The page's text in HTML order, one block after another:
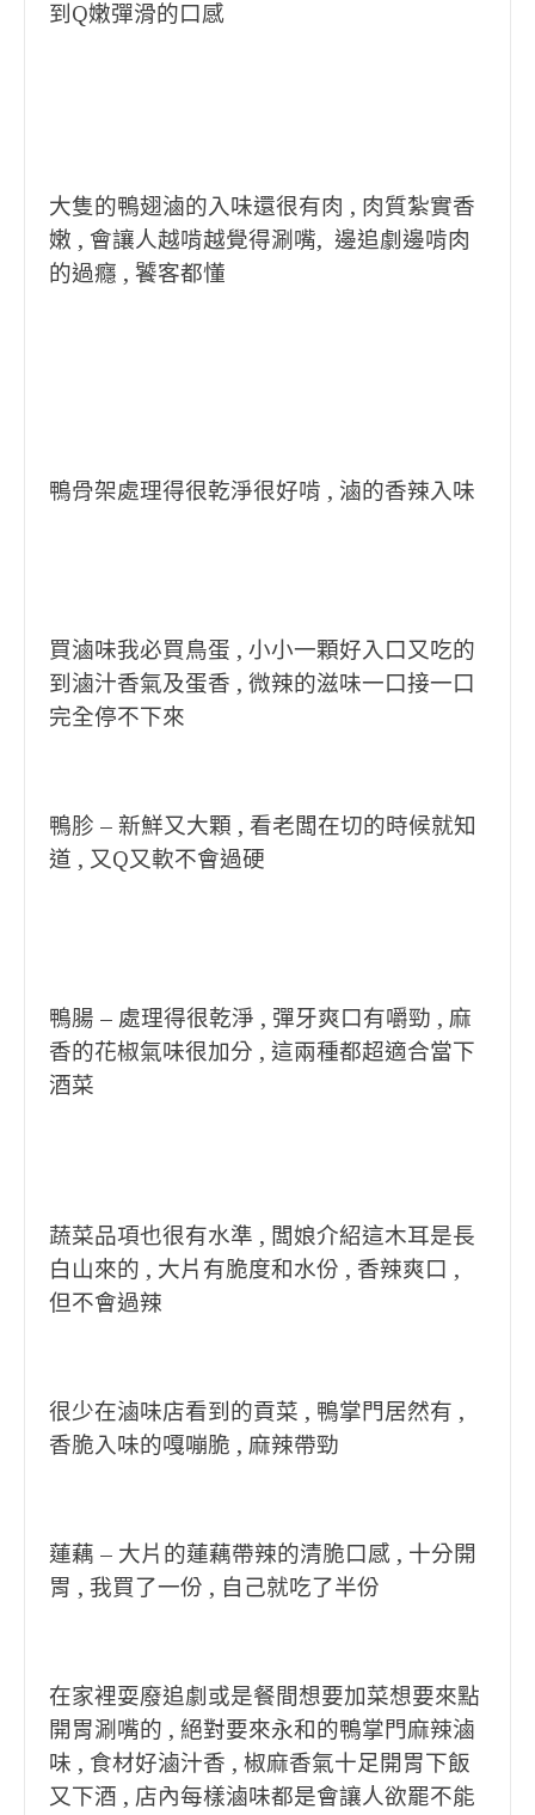
到Q嫩彈滑的口感
大隻的鴨翅滷的入味還很有肉 , 肉質紮實香
嫩 , 會讓人越啃越覺得涮嘴, 邊追劇邊啃肉
的過癮 , 饕客都懂
鴨骨架處理得很乾淨很好啃 , 滷的香辣入味
買滷味我必買鳥蛋 , 小小一顆好入口又吃的
到滷汁香氣及蛋香 , 微辣的滋味一口接一口
完全停不下來
鴨胗 – 新鮮又大顆 , 看老闆在切的時候就知
道 , 又Q又軟不會過硬
鴨腸 – 處理得很乾淨 , 彈牙爽口有嚼勁 , 麻
香的花椒氣味很加分 , 這兩種都超適合當下
酒菜
蔬菜品項也很有水準 , 闆娘介紹這木耳是長
白山來的 , 大片有脆度和水份 , 香辣爽口 ,
但不會過辣
很少在滷味店看到的貢菜 , 鴨掌門居然有 ,
香脆入味的嘎嘣脆 , 麻辣帶勁
蓮藕 – 大片的蓮藕帶辣的清脆口感 , 十分開
胃 , 我買了一份 , 自己就吃了半份
在家裡耍廢追劇或是餐間想要加菜想要來點
開胃涮嘴的 , 絕對要來永和的鴨掌門麻辣滷
味 , 食材好滷汁香 , 椒麻香氣十足開胃下飯
又下酒 , 店內每樣滷味都是會讓人欲罷不能